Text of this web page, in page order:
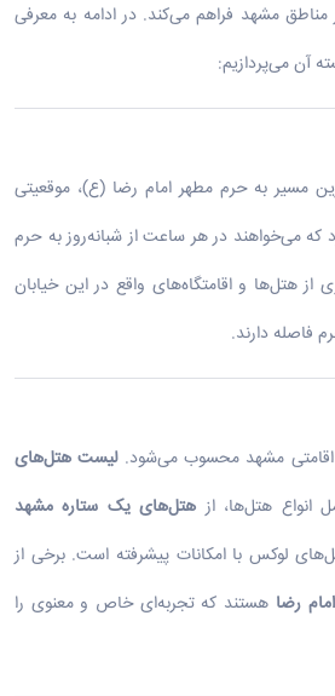
مشهد فراهم می‌کند. در ادامه به معرفی
آن می‌پردازیم:
مسیر به حرم مطهر امام رضا (ع)، موقعیتی
که می‌خواهند در هر ساعت از شبانه‌روز به حرم
از هتل‌ها و اقامتگاه‌های واقع در این خیابان
فاصله دارند.
اقامتی مشهد محسوب می‌شود.لیست هتل‌های
انواع هتل‌ها، از هتل‌های یک ستاره مشهد
لوکس با امکانات پیشرفته است. برخی از
رضا هستند که تجربه‌ای خاص و معنوی را